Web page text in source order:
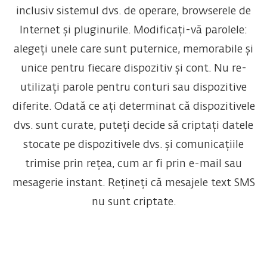
inclusiv sistemul dvs. de operare, browserele de
Internet și pluginurile. Modificați-vă parolele:
alegeți unele care sunt puternice, memorabile și
unice pentru fiecare dispozitiv și cont. Nu re-
utilizați parole pentru conturi sau dispozitive
diferite. Odată ce ați determinat că dispozitivele
dvs. sunt curate, puteți decide să criptați datele
stocate pe dispozitivele dvs. și comunicațiile
trimise prin rețea, cum ar fi prin e-mail sau
mesagerie instant. Rețineți că mesajele text SMS
nu sunt criptate.